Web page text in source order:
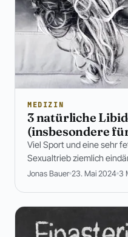
MEDIZIN
3 natürliche
(insbesondere
Viel Sport und eine sehr
Sexualtrieb ziemlich
Jonas Bauer 23. Mai 2024 3